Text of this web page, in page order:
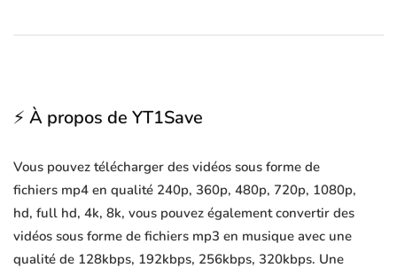
⚡ À propos de YT1Save
Vous pouvez télécharger des vidéos sous forme de
fichiers mp4 en qualité 240p, 360p, 480p, 720p, 1080p,
hd, full hd, 4k, 8k, vous pouvez également convertir des
vidéos sous forme de fichiers mp3 en musique avec une
qualité de 128kbps, 192kbps, 256kbps, 320kbps. Une